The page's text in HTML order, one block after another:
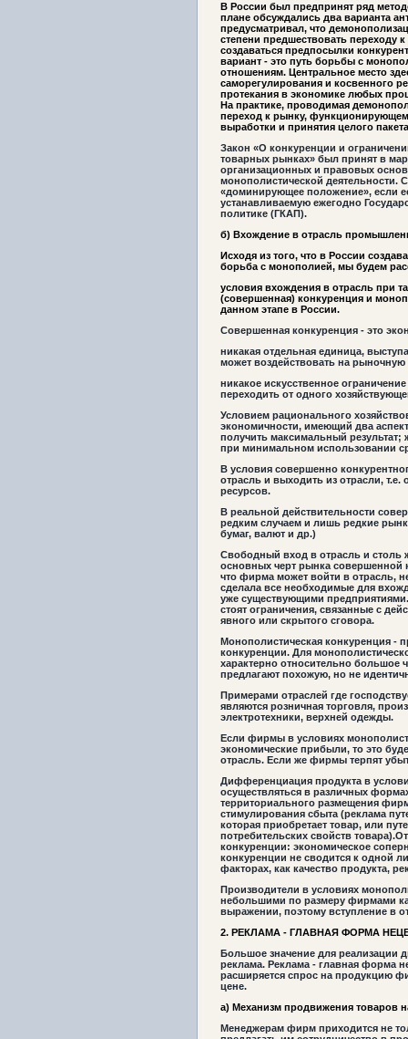
В России был предпринят ряд
плане обсуждались два варианта
предусматривал, что
степени предшествовать переходу
создаваться предпосылки
вариант - это путь борьбы с
отношениям. Центральное место
саморегулирования и косвенного
протекания в экономике любых
На практике, проводимая
переход к рынку,
выработки и принятия целого
Закон «О конкуренции и
товарных рынках» был принят в
организационных и правовых
монополистической деятельности.
«доминирующее положение», если
устанавливаемую ежегодно
политике (ГКАП).
б) Вхождение в отрасль
Исходя из того, что в России
борьба с монополией, мы будем
условия вхождения в отрасль при
(совершенная) конкуренция и
данном этапе в России.
Совершенная конкуренция - это
никакая отдельная единица,
может воздействовать на
никакое искусственное
переходить от одного
Условием рационального
экономичности, имеющий два
получить максимальный результат;
при минимальном использовании
В условия совершенно
отрасль и выходить из отрасли,
ресурсов.
В реальной действительности
редким случаем и лишь редкие
бумаг, валют и др.)
Свободный вход в отрасль и столь
основных черт рынка совершенной
что фирма может войти в отрасль,
сделала все необходимые для
уже существующими
стоят ограничения, связанные с
явного или скрытого сговора.
Монополистическая конкуренция -
конкуренции. Для
характерно относительно большое
предлагают похожую, но не
Примерами отраслей где
являются розничная торговля,
электротехники, верхней одежды.
Если фирмы в условиях
экономические прибыли, то это
отрасль. Если же фирмы терпят
Дифференциация продукта в
осуществляться в различных
территориального размещения
стимулирования сбыта (реклама
которая приобретает товар, или
потребительских свойств
конкуренции: экономическое
конкуренции не сводится к одной
факторах, как качество продукта,
Производители в условиях
небольшими по размеру фирмами
выражении, поэтому вступление в
2. РЕКЛАМА - ГЛАВНАЯ ФОРМА
Большое значение для реализации
реклама. Реклама - главная форма
расширяется спрос на продукцию
цене.
а) Механизм продвижения товаров
Менеджерам фирм приходится не